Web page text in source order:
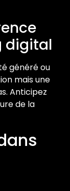
digital
généré ou
mais une
Anticipez
de la